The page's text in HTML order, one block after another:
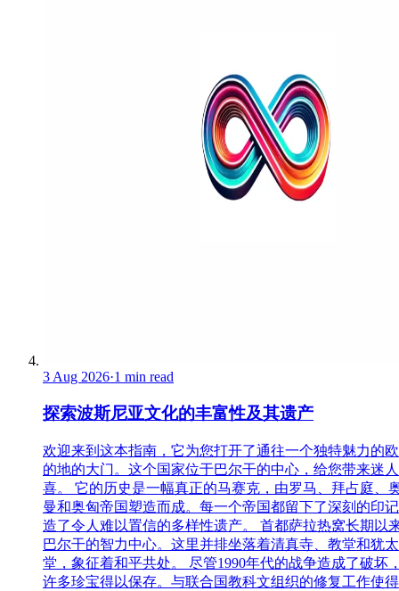
3 Aug 2026·1 min read
探索波斯尼亚文化的丰富性及其遗产
欢迎来到这本指南，它为您打开了通往一个独特魅力的
的地的大门。这个国家位于巴尔干的中心，给您带来迷
喜。 它的历史是一幅真正的马赛克，由罗马、拜占庭、
曼和奥匈帝国塑造而成。每一个帝国都留下了深刻的印
造了令人难以置信的多样性遗产。 首都萨拉热窝长期以
巴尔干的智力中心。这里并排坐落着清真寺、教堂和犹
堂，象征着和平共处。 尽管1990年代的战争造成了破坏
许多珍宝得以保存。与联合国教科文组织的修复工作使